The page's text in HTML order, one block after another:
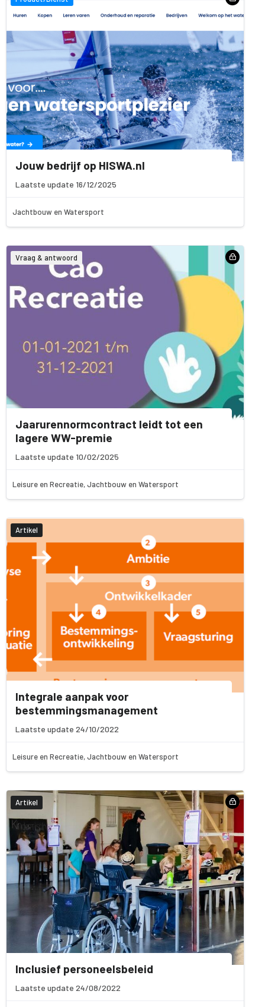
Jouw bedrijf op HISWA.nl
Laatste update 16/12/2025
Jachtbouw en Watersport
Vraag & antwoord
Jaarurennormcontract leidt tot een
lagere WW-premie
Laatste update 10/02/2025
Leisure en Recreatie, Jachtbouw en Watersport
Artikel
Integrale aanpak voor
bestemmingsmanagement
Laatste update 24/10/2022
Leisure en Recreatie, Jachtbouw en Watersport
Artikel
Inclusief personeelsbeleid
Laatste update 24/08/2022